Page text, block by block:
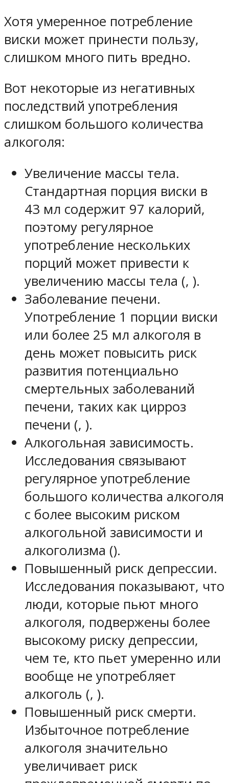
Хотя умеренное потребление
виски может принести пользу,
слишком много пить вредно.
Вот некоторые из негативных
последствий употребления
слишком большого количества
алкоголя:
Увеличение массы тела.
Стандартная порция виски в
43 мл содержит 97 калорий,
поэтому регулярное
употребление нескольких
порций может привести к
увеличению массы тела (, ).
Заболевание печени.
Употребление 1 порции виски
или более 25 мл алкоголя в
день может повысить риск
развития потенциально
смертельных заболеваний
печени, таких как цирроз
печени (, ).
Алкогольная зависимость.
Исследования связывают
регулярное употребление
большого количества алкоголя
с более высоким риском
алкогольной зависимости и
алкоголизма ().
Повышенный риск депрессии.
Исследования показывают, что
люди, которые пьют много
алкоголя, подвержены более
высокому риску депрессии,
чем те, кто пьет умеренно или
вообще не употребляет
алкоголь (, ).
Повышенный риск смерти.
Избыточное потребление
алкоголя значительно
увеличивает риск